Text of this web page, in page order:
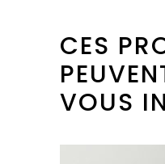
CES
VOUS